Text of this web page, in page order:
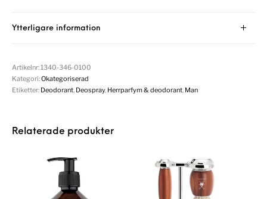
Ytterligare information
Artikelnr:1340-346-0100
Kategori:Okategoriserad
Etiketter: Deodorant Deospray, Herrparfym & deodorant Man
Relaterade produkter